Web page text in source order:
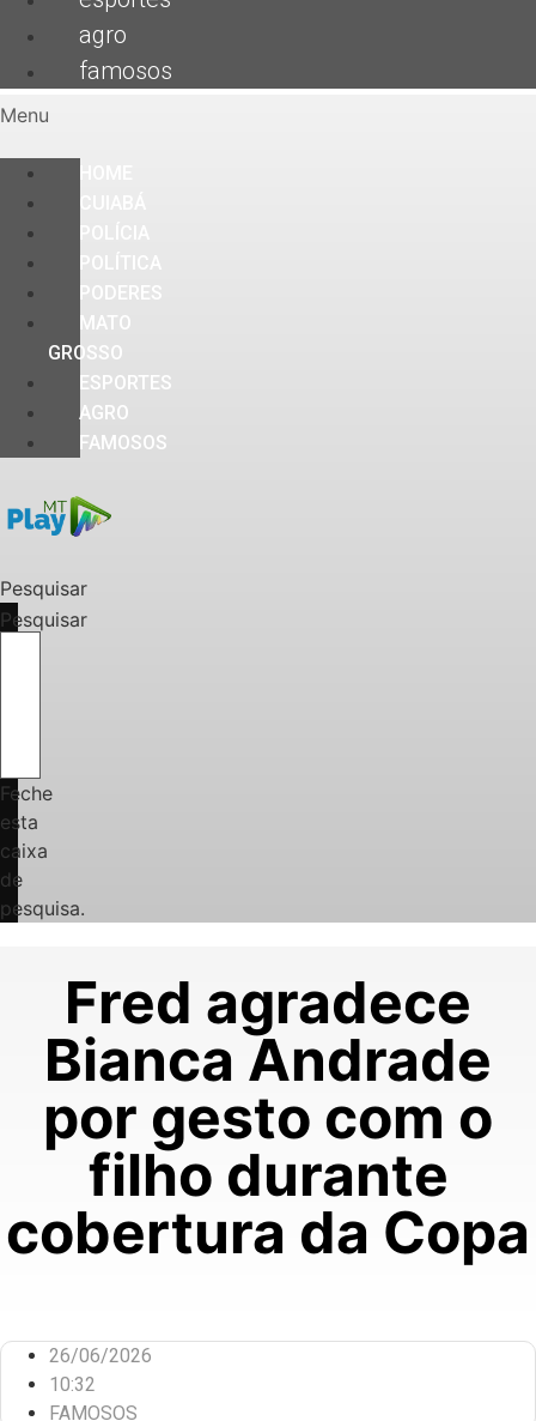
agro
famosos
Menu
PODERES
MATO
GROSSO
ESPORTES
AGRO
FAMOSOS
Pesquisar
Pesquisar
Feche
esta
caixa
de
pesquisa.
Fred agradece
Bianca Andrade
por gesto com o
filho durante
cobertura da Copa
26/06/2026
10:32
FAMOSOS